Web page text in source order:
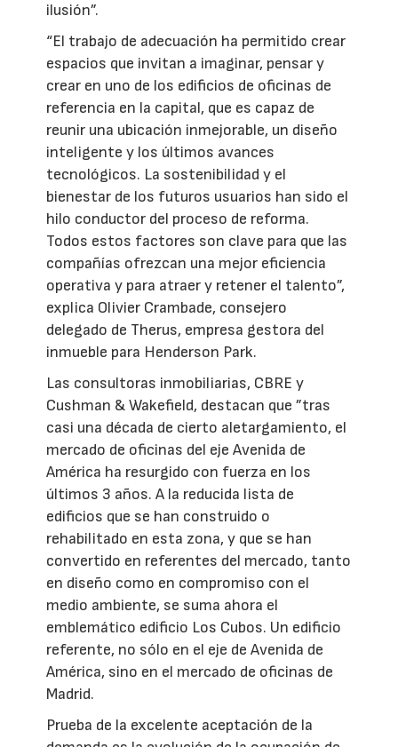
ilusión”.
“El trabajo de adecuación ha permitido crear
espacios que invitan a imaginar, pensar y
crear en uno de los edificios de oficinas de
referencia en la capital, que es capaz de
reunir una ubicación inmejorable, un diseño
inteligente y los últimos avances
tecnológicos. La sostenibilidad y el
bienestar de los futuros usuarios han sido el
hilo conductor del proceso de reforma.
Todos estos factores son clave para que las
compañías ofrezcan una mejor eficiencia
operativa y para atraer y retener el talento”,
explica Olivier Crambade, consejero
delegado de Therus, empresa gestora del
inmueble para Henderson Park.
Las consultoras inmobiliarias, CBRE y
Cushman & Wakefield, destacan que ”tras
casi una década de cierto aletargamiento, el
mercado de oficinas del eje Avenida de
América ha resurgido con fuerza en los
últimos 3 años. A la reducida lista de
edificios que se han construido o
rehabilitado en esta zona, y que se han
convertido en referentes del mercado, tanto
en diseño como en compromiso con el
medio ambiente, se suma ahora el
emblemático edificio Los Cubos. Un edificio
referente, no sólo en el eje de Avenida de
América, sino en el mercado de oficinas de
Madrid.
Prueba de la excelente aceptación de la